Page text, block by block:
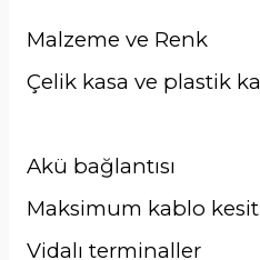
Malzeme ve Renk
Çelik kasa ve plastik
Akü bağlantısı
Maksimum kablo
Vidalı terminaller